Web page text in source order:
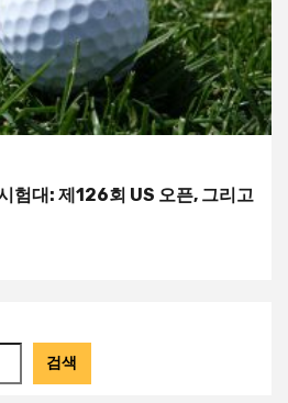
험대: 제126회 US 오픈, 그리고
검색